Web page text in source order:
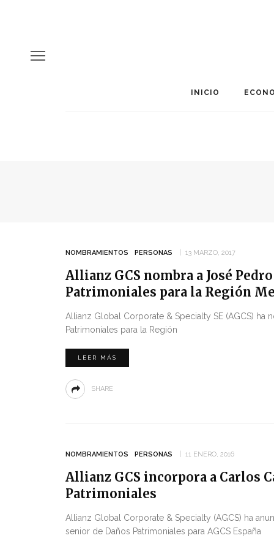
INICIO
NOMBRAMIENTOS PERSONAS 13 MARZO, 2017
Allianz GCS nombra a José
Patrimoniales para la Región
Allianz Global Corporate & Specialty SE (AGCS)
Patrimoniales para la Región
LEER MÁS
SHARE
NOMBRAMIENTOS PERSONAS 11 ENERO, 2016
Allianz GCS incorpora a Carlos
Patrimoniales
Allianz Global Corporate & Specialty (AGCS) ha
senior de Daños Patrimoniales para AGCS España